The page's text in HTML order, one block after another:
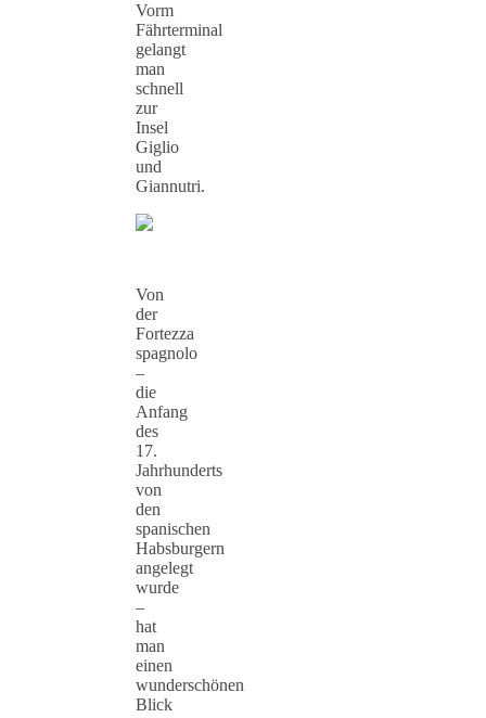
Vorm
Fährterminal
gelangt
man
schnell
zur
Insel
Giglio
und
Giannutri.
Von
der
Fortezza
spagnolo
–
die
Anfang
des
17.
Jahrhunderts
von
den
spanischen
Habsburgern
angelegt
wurde
–
hat
man
einen
wunderschönen
Blick